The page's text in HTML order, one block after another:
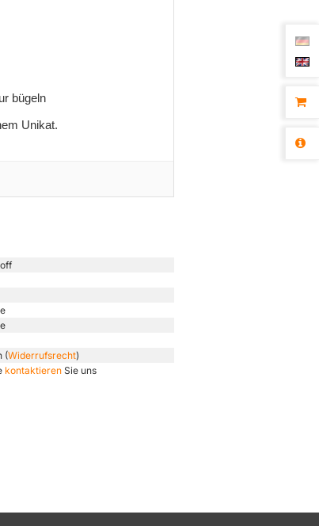
bügeln
Unikat.
(Widerrufsrecht)
kontaktieren Sie uns